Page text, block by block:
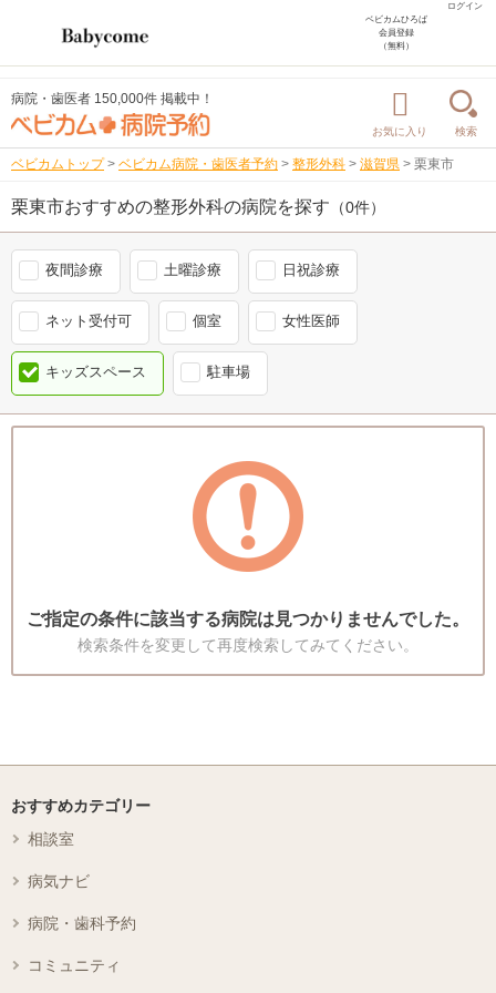
ログイン
ベビカムひろば
会員登録
（無料）
病院・歯医者 150,000件 掲載中！
お気に入り 検索
ベビカムトップ > ベビカム病院・歯医者予約 > 整形外科 > 滋賀県 > 栗東市
栗東市おすすめの整形外科の病院を探す （0件）
夜間診療 土曜診療 日祝診療
ネット受付可 個室 女性医師
キッズスペース 駐車場
ご指定の条件に該当する病院は見つかりませんでした。
検索条件を変更して再度検索してみてください。
おすすめカテゴリー
相談室
病気ナビ
病院・歯科予約
コミュニティ